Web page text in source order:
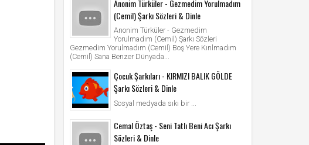
Anonim Türküler - Gezmedim Yorulmadım
(Cemil) Şarkı Sözleri & Dinle
Anonim Türküler - Gezmedim
Yorulmadım (Cemil) Şarkı Sözleri
Gezmedim Yorulmadım (Cemil) Boş Yere Kırılmadım
(Cemil) Sana Benzer Dünyada...
Çocuk Şarkıları - KIRMIZI BALIK GÖLDE
Şarkı Sözleri & Dinle
Sosyal medyada sıkı bir ...
Cemal Öztaş - Seni Tatlı Beni Acı Şarkı
Sözleri & Dinle